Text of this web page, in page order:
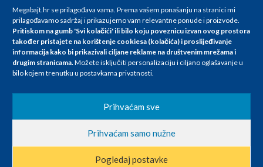
Megabajt.hr se prilagođava vama. Prema vašem ponašanju na stranici mi
prilagođavamo sadržaj i prikazujemo vam relevantne ponude i proizvode.
Pritiskom na gumb 'Svi kolačići' ili bilo koju poveznicu izvan ovog prostora
također pristajete na korištenje cookiesa (kolačića) i proslijeđivanje
informacija kako bi prikazivali ciljane reklame na društvenim mrežama i
drugim stranicama.Možete isključiti personalizaciju i ciljano oglašavanje u
bilo kojem trenutku u postavkama privatnosti.
Prihvaćam sve
Prihvaćam samo nužne
Pogledaj postavke
Za artikle kojih trenutno nema u ponudi obratite nam se na
info@megabajt.hr. Sve cijene su informativnog karaktera i podložne su
promjenama, a
iskazane su za avansno plaćanje(gotovina) u Eurima i uključuju PDV. Sve
se razlikovati od cijena u našim poslovnicama. Trudimo se dati što bolji
i točniji opis i sliku. Unatoč tome, ne možemo garantirati da su svi
nastale u opisu proizvoda, greške prilikom štampanja te promjene
cijena.